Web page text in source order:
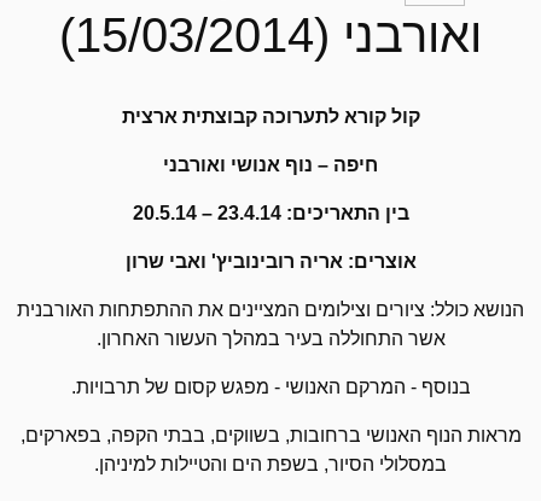
ואורבני (15/03/2014)
קול קורא לתערוכה קבוצתית ארצית
חיפה – נוף אנושי ואורבני
בין התאריכים: 23.4.14 – 20.5.14
אוצרים: אריה רובינוביץ' ואבי שרון
הנושא כולל: ציורים וצילומים המציינים את ההתפתחות האורבנית
אשר התחוללה בעיר במהלך העשור האחרון.
בנוסף - המרקם האנושי - מפגש קסום של תרבויות.
מראות הנוף האנושי ברחובות, בשווקים, בבתי הקפה, בפארקים,
במסלולי הסיור, בשפת הים והטיילות למיניהן.